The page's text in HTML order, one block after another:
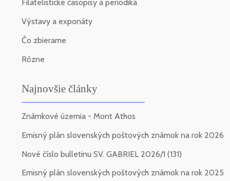
Filatelistické časopisy a periodiká
Výstavy a exponáty
Čo zbierame
Rôzne
Najnovšie články
Známkové územia - Mont Athos
Emisný plán slovenských poštových známok na rok 2026
Nové číslo bulletinu SV. GABRIEL 2026/1 (131)
Emisný plán slovenských poštových známok na rok 2025